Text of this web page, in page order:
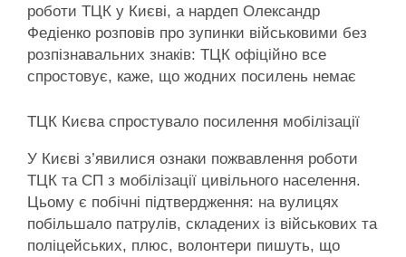
роботи ТЦК у Києві, а нардеп Олександр
Федіенко розповів про зупинки військовими без
розпізнавальних знаків: ТЦК офіційно все
спростовує, каже, що жодних посилень немає
ТЦК Києва спростувало посилення мобілізації
У Києві з’явилися ознаки пожвавлення роботи
ТЦК та СП з мобілізації цивільного населення.
Цьому є побічні підтвердження: на вулицях
побільшало патрулів, складених із військових та
поліцейських, плюс, волонтери пишуть, що